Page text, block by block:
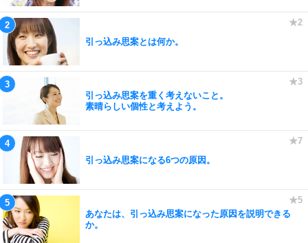
引っ込み思案とは何か。
引っ込み思案を重く考えないこと。
素晴らしい個性と考えよう。
引っ込み思案になる6つの原因。
あなたは、引っ込み思案になった原因を説明できる
か。